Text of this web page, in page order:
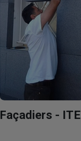
Façadiers - ITE